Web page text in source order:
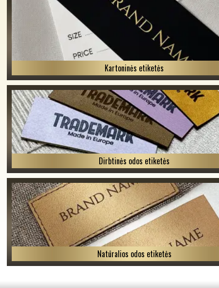
Kartoninės etiketės
Dirbtinės odos etiketės
Natūralios odos etiketės